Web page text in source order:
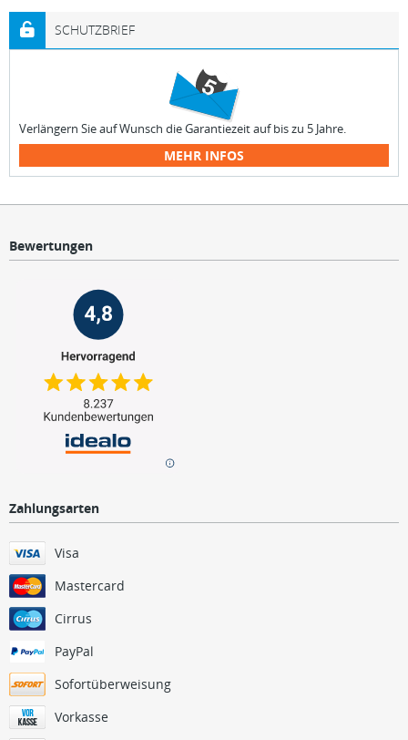
SCHUTZBRIEF
Verlängern Sie auf Wunsch die Garantiezeit auf bis zu 5 Jahre.
MEHR INFOS
Bewertungen
Zahlungsarten
Visa
Mastercard
Cirrus
PayPal
Sofortüberweisung
Vorkasse